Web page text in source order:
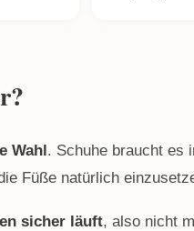
Wahl. Schuhe braucht es
Füße natürlich
sicher läuft, also nicht